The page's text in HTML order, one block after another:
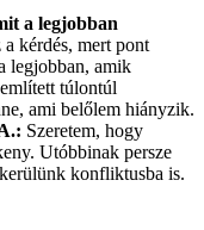
a legjobban
a kérdés, mert pont
legjobban, amik
túlontúl
ami belőlem hiányzik.
Szeretem, hogy
Utóbbinak persze
konfliktusba is.